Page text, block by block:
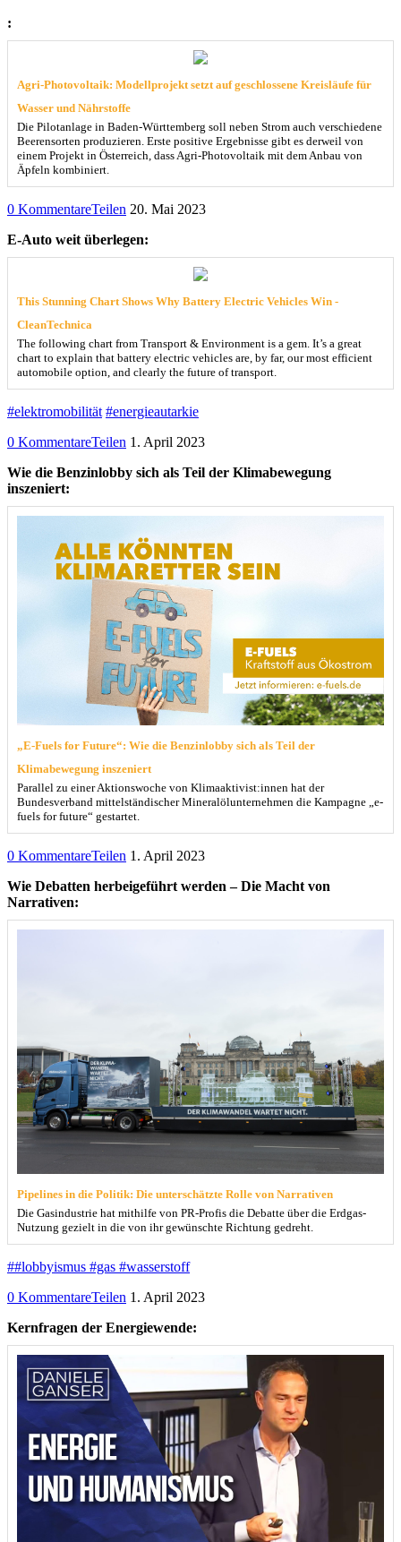
:
Agri-Photovoltaik: Modellprojekt setzt auf geschlossene Kreisläufe für
Wasser und Nährstoffe
Die Pilotanlage in Baden-Württemberg soll neben Strom auch verschiedene
Beerensorten produzieren. Erste positive Ergebnisse gibt es derweil von
einem Projekt in Österreich, dass Agri-Photovoltaik mit dem Anbau von
Äpfeln kombiniert.
0 KommentareTeilen 20. Mai 2023
E-Auto weit überlegen:
This Stunning Chart Shows Why Battery Electric Vehicles Win -
CleanTechnica
The following chart from Transport & Environment is a gem. It’s a great
chart to explain that battery electric vehicles are, by far, our most efficient
automobile option, and clearly the future of transport.
#elektromobilität #energieautarkie
0 KommentareTeilen 1. April 2023
Wie die Benzinlobby sich als Teil der Klimabewegung
inszeniert:
„E-Fuels for Future“: Wie die Benzinlobby sich als Teil der
Klimabewegung inszeniert
Parallel zu einer Aktionswoche von Klimaaktivist:innen hat der
Bundesverband mittelständischer Mineralölunternehmen die Kampagne „e-
fuels for future“ gestartet.
0 KommentareTeilen 1. April 2023
Wie Debatten herbeigeführt werden – Die Macht von
Narrativen:
Pipelines in die Politik: Die unterschätzte Rolle von Narrativen
Die Gasindustrie hat mithilfe von PR-Profis die Debatte über die Erdgas-
Nutzung gezielt in die von ihr gewünschte Richtung gedreht.
##lobbyismus #gas #wasserstoff
0 KommentareTeilen 1. April 2023
Kernfragen der Energiewende: